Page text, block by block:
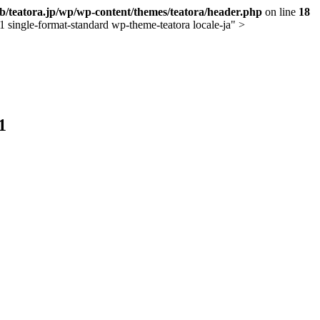
teatora.jp/wp/wp-content/themes/teatora/header.php on line 18
single-format-standard wp-theme-teatora locale-ja" >